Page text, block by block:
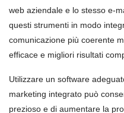
web aziendale e lo stesso e-
questi strumenti in modo
comunicazione più coerente
efficace e migliori risultati
Utilizzare un software
marketing integrato può
prezioso e di aumentare la